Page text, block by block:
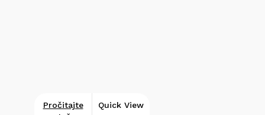
Pročitajte
Quick View